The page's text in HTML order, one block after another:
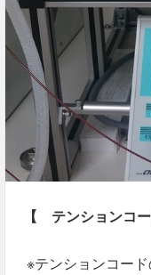
【 テンションコ
※テンションコー